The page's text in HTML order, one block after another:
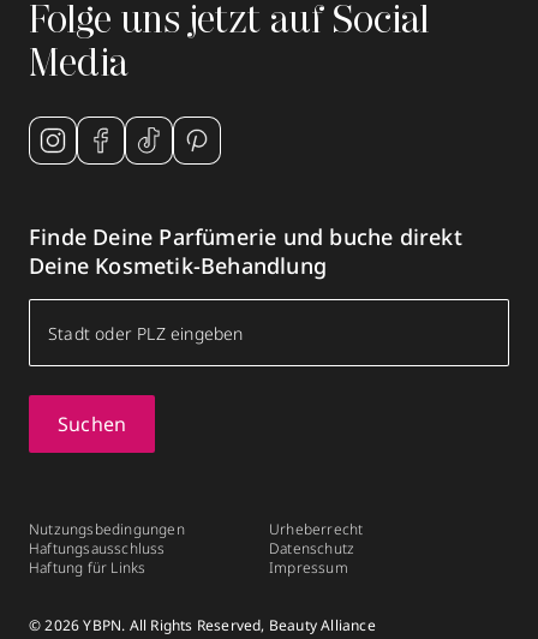
Folge uns jetzt auf Social
Media
Finde Deine Parfümerie und buche direkt
Deine Kosmetik-Behandlung
Suchen
Nutzungsbedingungen
Haftungsausschluss
Haftung für Links
Urheberrecht
Datenschutz
Impressum
© 2026 YBPN. All Rights Reserved, Beauty Alliance